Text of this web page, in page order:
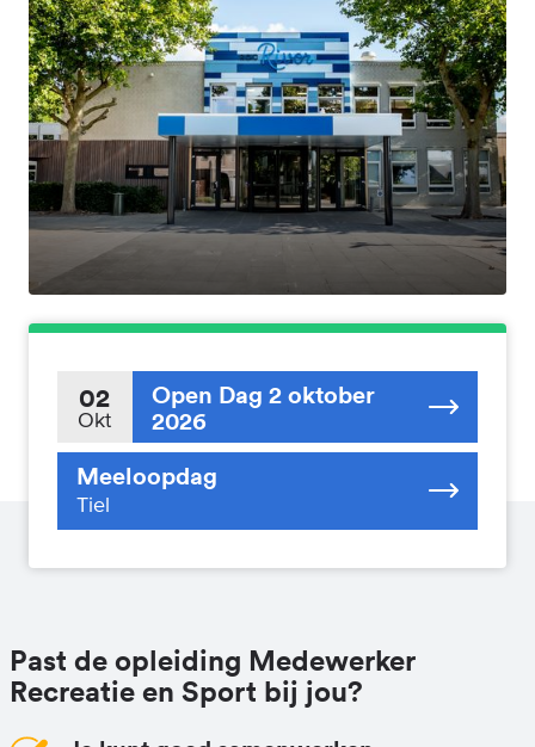
02
Okt
Open Dag 2 oktober
2026
Meeloopdag
Tiel
Past de opleiding Medewerker
Recreatie en Sport bij jou?